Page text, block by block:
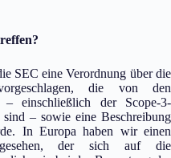
SEC eine Verordnung über die
die von den
– einschließlich der Scope-3-
– sowie eine Beschreibung
In Europa haben wir einen
der sich auf die